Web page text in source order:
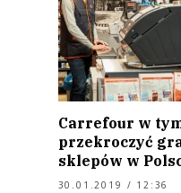
Carrefour w
przekroczyć
sklepów w
30.01.2019 / 12:36